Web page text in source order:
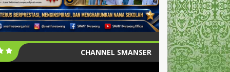
CHANNEL SMANSER